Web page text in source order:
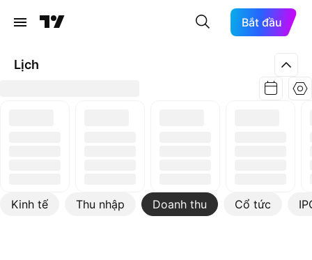
Bắt đầu
Lịch
Kinh tế Thu nhập Doanh thu Cổ tức
Xem thêm